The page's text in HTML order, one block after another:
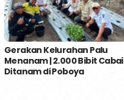
Gerakan Kelurahan Palu
Menanam | 2.000 Bibit Cabai
Ditanam di Poboya